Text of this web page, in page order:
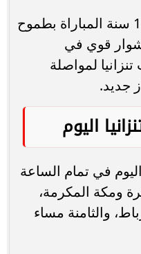
ويدخل منتخب مصر تحت 17 سنة المباراة بطموح
قوي في
لمواصلة
جديد.
اليوم
في تمام الساعة
ومكة المكرمة،
والثامنة مساء